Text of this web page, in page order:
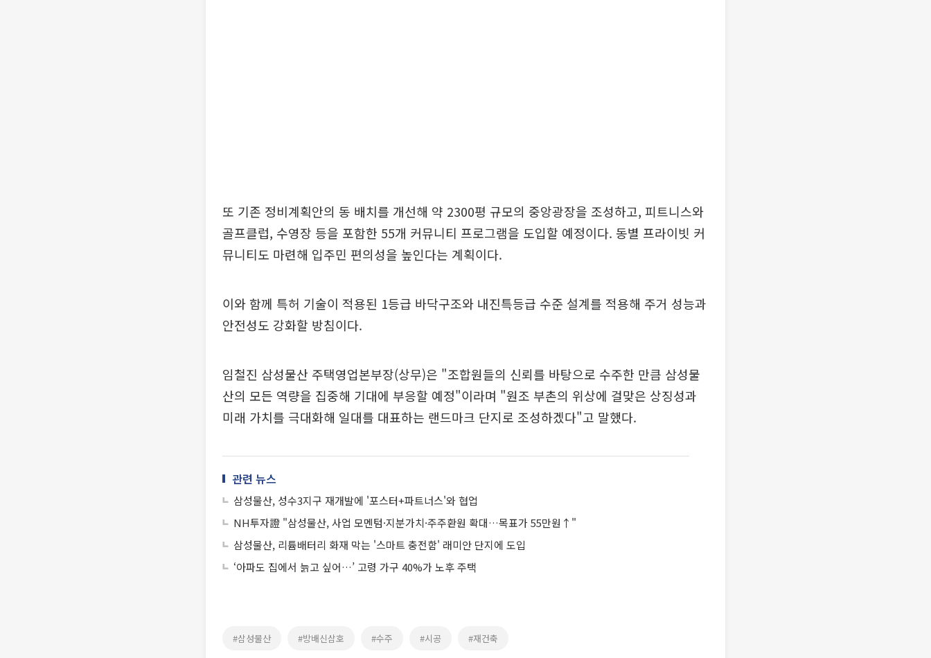
또 기존 정비계획안의 동 배치를 개선해 약 2300평 규모의 중앙광장을 조성하고, 피트니스와
골프클럽, 수영장 등을 포함한 55개 커뮤니티 프로그램을 도입할 예정이다. 동별 프라이빗 커
뮤니티도 마련해 입주민 편의성을 높인다는 계획이다.
이와 함께 특허 기술이 적용된 1등급 바닥구조와 내진특등급 수준 설계를 적용해 주거 성능과
안전성도 강화할 방침이다.
임철진 삼성물산 주택영업본부장(상무)은 "조합원들의 신뢰를 바탕으로 수주한 만큼 삼성물
산의 모든 역량을 집중해 기대에 부응할 예정"이라며 "원조 부촌의 위상에 걸맞은 상징성과
미래 가치를 극대화해 일대를 대표하는 랜드마크 단지로 조성하겠다"고 말했다.
관련 뉴스
삼성물산, 성수3지구 재개발에 '포스터+파트너스'와 협업
NH투자證 "삼성물산, 사업 모멘텀·지분가치·주주환원 확대…목표가 55만원↑"
삼성물산, 리튬배터리 화재 막는 '스마트 충전함' 래미안 단지에 도입
‘아파도 집에서 늙고 싶어…’ 고령 가구 40%가 노후 주택
#삼성물산 #방배신삼호 #수주 #시공 #재건축